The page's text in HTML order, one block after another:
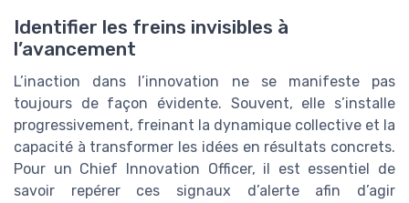
Identifier les freins invisibles à
l’avancement
L’inaction dans l’innovation ne se manifeste pas
toujours de façon évidente. Souvent, elle s’installe
progressivement, freinant la dynamique collective et la
capacité à transformer les idées en résultats concrets.
Pour un Chief Innovation Officer, il est essentiel de
savoir repérer ces signaux d’alerte afin d’agir